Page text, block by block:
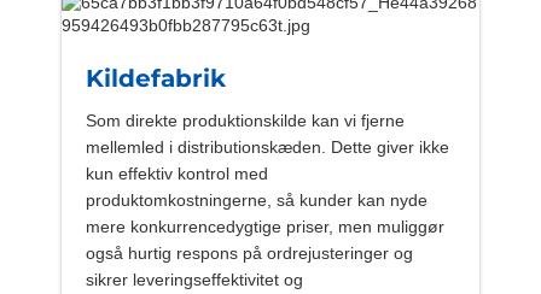
Kildefabrik
Som direkte produktionskilde kan vi fjerne
mellemled i distributionskæden. Dette giver ikke
kun effektiv kontrol med
produktomkostningerne, så kunder kan nyde
mere konkurrencedygtige priser, men muliggør
også hurtig respons på ordrejusteringer og
sikrer leveringseffektivitet og